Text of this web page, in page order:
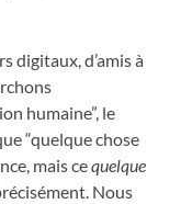
digitaux, d’amis à
humaine”, le
“quelque chose
mais cequelque
Nous